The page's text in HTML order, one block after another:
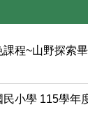
程~山野探索
小學 115學年